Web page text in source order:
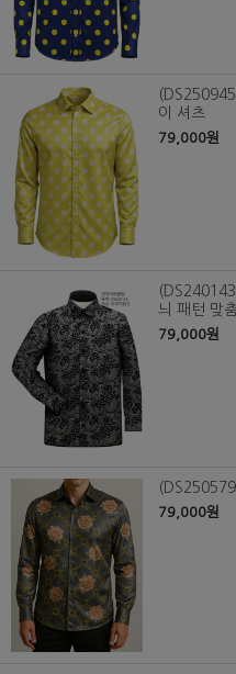
이 셔츠
79,000원
늬 패턴 맞
79,000원
79,000원